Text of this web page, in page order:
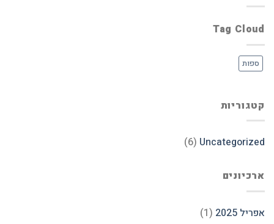
Tag Cloud
ספות
קטגוריות
Uncategorized
(6)
ארכיונים
אפריל 2025
(1)